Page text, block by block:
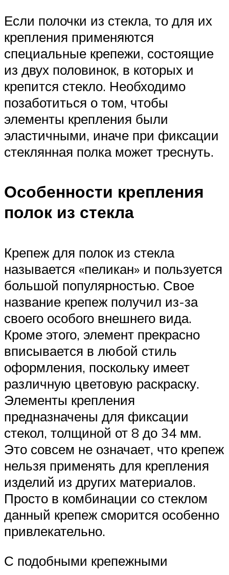
Если полочки из стекла, то для их
крепления применяются
специальные крепежи, состоящие
из двух половинок, в которых и
крепится стекло. Необходимо
позаботиться о том, чтобы
элементы крепления были
эластичными, иначе при фиксации
стеклянная полка может треснуть.
Особенности крепления
полок из стекла
Крепеж для полок из стекла
называется «пеликан» и пользуется
большой популярностью. Свое
название крепеж получил из-за
своего особого внешнего вида.
Кроме этого, элемент прекрасно
вписывается в любой стиль
оформления, поскольку имеет
различную цветовую раскраску.
Элементы крепления
предназначены для фиксации
стекол, толщиной от 8 до 34 мм.
Это совсем не означает, что крепеж
нельзя применять для крепления
изделий из других материалов.
Просто в комбинации со стеклом
данный крепеж сморится особенно
привлекательно.
С подобными крепежными